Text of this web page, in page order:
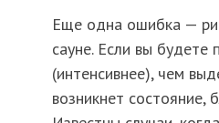
Еще одна ошибка —
сауне. Если вы будете
(интенсивнее), чем
возникнет состояние,